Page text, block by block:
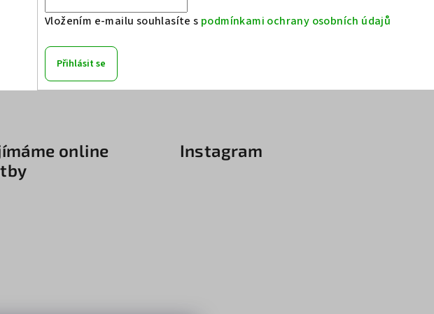
Vložením e-mailu souhlasíte s podmínkami ochrany osobních údajů
Přihlásit se
online
Instagram